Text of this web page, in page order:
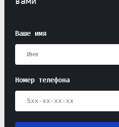
Ваше имя
Номер телефона